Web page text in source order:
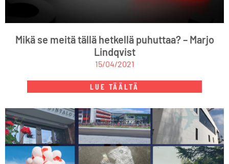
Mikä se meitä tällä hetkellä puhuttaa? – Marjo
Lindqvist
15/04/2021
LUE TÄÄLTÄ